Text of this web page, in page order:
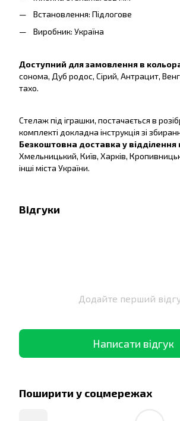
Встановлення: Підлогове
Виробник: Україна
Доступний для замовлення в
сонома, Дуб родос, Сірий, Антрацит,
тахо.
Стелаж під іграшки, постачається в
комплекті докладна інструкція зі
Безкоштовна доставка у відділення
Хмельницький, Київ, Харків,
інші міста України.
Відгуки
Додайте перший
Написати відгук
Поширити у соцмережах